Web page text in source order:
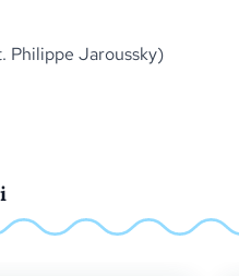
Philippe Jaroussky)